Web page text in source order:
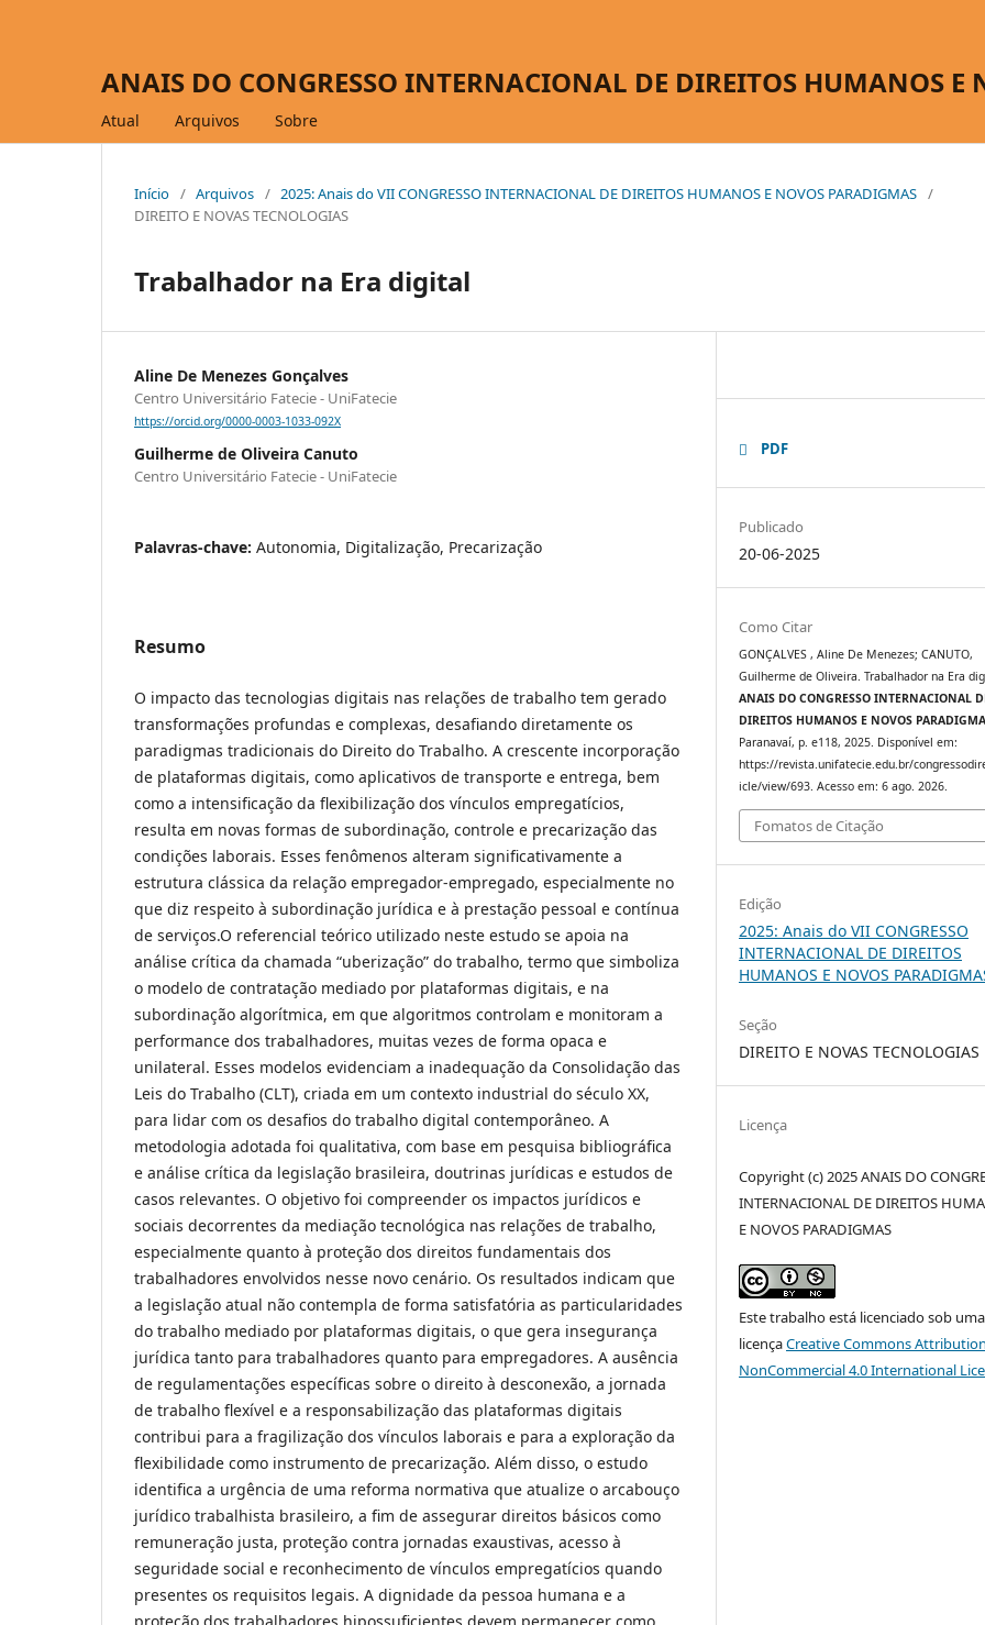
ANAIS DO CONGRESSO INTERNACIONAL DE DIREITOS HUMANOS E
Atual Arquivos Sobre
Início / Arquivos / 2025: Anais do VII CONGRESSO INTERNACIONAL DE DIREITOS HUMANOS E NOVOS PARADIGMAS /
DIREITO E NOVAS TECNOLOGIAS
Trabalhador na Era digital
Aline De Menezes Gonçalves
Centro Universitário Fatecie - UniFatecie
https://orcid.org/0000-0003-1033-092X
Guilherme de Oliveira Canuto
Centro Universitário Fatecie - UniFatecie
Palavras-chave: Autonomia, Digitalização, Precarização
Resumo
O impacto das tecnologias digitais nas relações de trabalho tem gerado
transformações profundas e complexas, desafiando diretamente os
paradigmas tradicionais do Direito do Trabalho. A crescente incorporação
de plataformas digitais, como aplicativos de transporte e entrega, bem
como a intensificação da flexibilização dos vínculos empregatícios,
resulta em novas formas de subordinação, controle e precarização das
condições laborais. Esses fenômenos alteram significativamente a
estrutura clássica da relação empregador-empregado, especialmente no
que diz respeito à subordinação jurídica e à prestação pessoal e contínua
de serviços.O referencial teórico utilizado neste estudo se apoia na
análise crítica da chamada “uberização” do trabalho, termo que simboliza
o modelo de contratação mediado por plataformas digitais, e na
subordinação algorítmica, em que algoritmos controlam e monitoram a
performance dos trabalhadores, muitas vezes de forma opaca e
unilateral. Esses modelos evidenciam a inadequação da Consolidação das
Leis do Trabalho (CLT), criada em um contexto industrial do século XX,
para lidar com os desafios do trabalho digital contemporâneo. A
metodologia adotada foi qualitativa, com base em pesquisa bibliográfica
e análise crítica da legislação brasileira, doutrinas jurídicas e estudos de
casos relevantes. O objetivo foi compreender os impactos jurídicos e
sociais decorrentes da mediação tecnológica nas relações de trabalho,
especialmente quanto à proteção dos direitos fundamentais dos
trabalhadores envolvidos nesse novo cenário. Os resultados indicam que
a legislação atual não contempla de forma satisfatória as particularidades
do trabalho mediado por plataformas digitais, o que gera insegurança
jurídica tanto para trabalhadores quanto para empregadores. A ausência
de regulamentações específicas sobre o direito à desconexão, a jornada
de trabalho flexível e a responsabilização das plataformas digitais
contribui para a fragilização dos vínculos laborais e para a exploração da
flexibilidade como instrumento de precarização. Além disso, o estudo
identifica a urgência de uma reforma normativa que atualize o arcabouço
jurídico trabalhista brasileiro, a fim de assegurar direitos básicos como
remuneração justa, proteção contra jornadas exaustivas, acesso à
seguridade social e reconhecimento de vínculos empregatícios quando
presentes os requisitos legais. A dignidade da pessoa humana e a
PDF
Publicado
20-06-2025
Como Citar
GONÇALVES , Aline De Menezes; CANUTO,
Guilherme de Oliveira. Trabalhador na Era
ANAIS DO CONGRESSO INTERNACIONAL
DIREITOS HUMANOS E NOVOS
Paranavaí, p. e118, 2025. Disponível em:
https://revista.unifatecie.edu.br/
icle/view/693. Acesso em: 6 ago. 2026.
Fomatos de Citação
Edição
2025: Anais do VII CONGRESSO
INTERNACIONAL DE DIREITOS
HUMANOS E NOVOS
Seção
DIREITO E NOVAS TECNOLOGIAS
Licença
Copyright (c) 2025 ANAIS DO
INTERNACIONAL DE DIREITOS
E NOVOS PARADIGMAS
Este trabalho está licenciado sob uma
licençaCreative Commons
NonCommercial 4.0 International